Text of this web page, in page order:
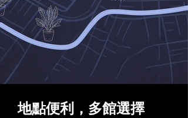
地點便利，多館選擇